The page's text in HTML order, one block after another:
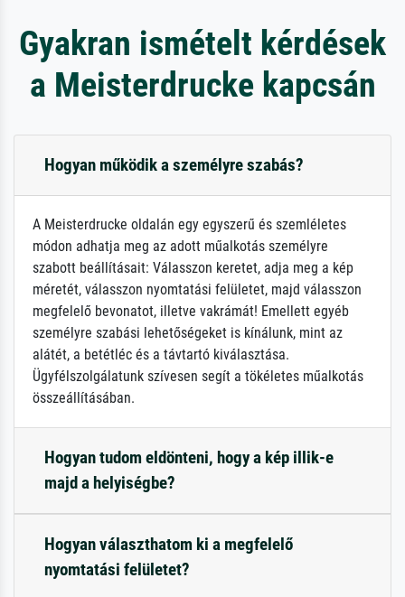
Gyakran ismételt kérdések
a Meisterdrucke kapcsán
Hogyan működik a személyre szabás?
A Meisterdrucke oldalán egy egyszerű és szemléletes
módon adhatja meg az adott műalkotás személyre
szabott beállításait: Válasszon keretet, adja meg a kép
méretét, válasszon nyomtatási felületet, majd válasszon
megfelelő bevonatot, illetve vakrámát! Emellett egyéb
személyre szabási lehetőségeket is kínálunk, mint az
alátét, a betétléc és a távtartó kiválasztása.
Ügyfélszolgálatunk szívesen segít a tökéletes műalkotás
összeállításában.
Hogyan tudom eldönteni, hogy a kép illik-e
majd a helyiségbe?
Hogyan választhatom ki a megfelelő
nyomtatási felületet?